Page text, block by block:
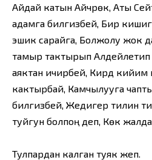
Айдай катын Айчүрөк, Аты
адамга билгизбей, Бир
эшик сарайга, Болжолу жок
тамыр тактырып Алдейлетип
аяктан ичирбей, Кирдүү
кактырбай, Камчылууга
билгизбей, Жедигер тилин
туйгун болпоң деп, Көк
Тулпардан калган туяк жеп.